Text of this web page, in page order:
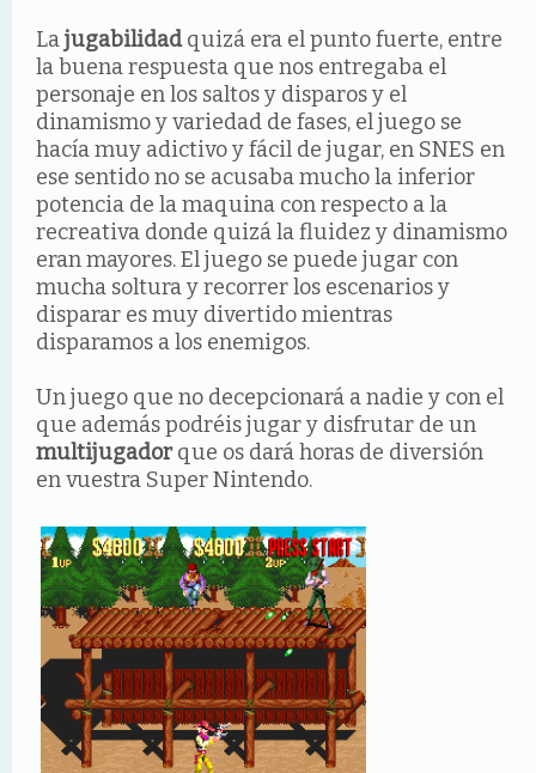
Lajugabilidadquizá era el punto fuerte, entre
la buena respuesta que nos entregaba el
personaje en los saltos y disparos y el
dinamismo y variedad de fases, el juego se
hacía muy adictivo y fácil de jugar, en SNES en
ese sentido no se acusaba mucho la inferior
potencia de la maquina con respecto a la
recreativa donde quizá la fluidez y dinamismo
eran mayores. El juego se puede jugar con
mucha soltura y recorrer los escenarios y
disparar es muy divertido mientras
disparamos a los enemigos.
Un juego que no decepcionará a nadie y con el
que además podréis jugar y disfrutar de un
multijugadorque os dará horas de diversión
en vuestra Super Nintendo.